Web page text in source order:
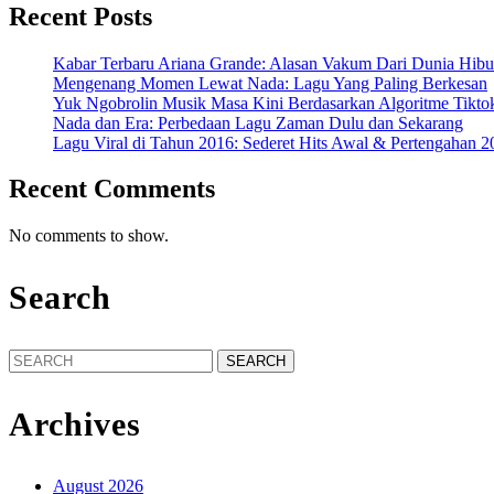
Recent Posts
Kabar Terbaru Ariana Grande: Alasan Vakum Dari Dunia
Mengenang Momen Lewat Nada: Lagu Yang Paling Berkesan
Yuk Ngobrolin Musik Masa Kini Berdasarkan Algoritme
Nada dan Era: Perbedaan Lagu Zaman Dulu dan Sekarang
Lagu Viral di Tahun 2016: Sederet Hits Awal & Pertengahan
Recent Comments
No comments to show.
Search
Search
for:
Archives
August 2026